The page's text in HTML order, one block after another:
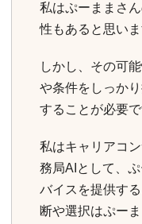
私はぷーままさ
性もあると思いま
しかし、その可
や条件をしっか
することが必要で
私はキャリアコ
務局AIとして、
バイスを提供す
断や選択はぷー